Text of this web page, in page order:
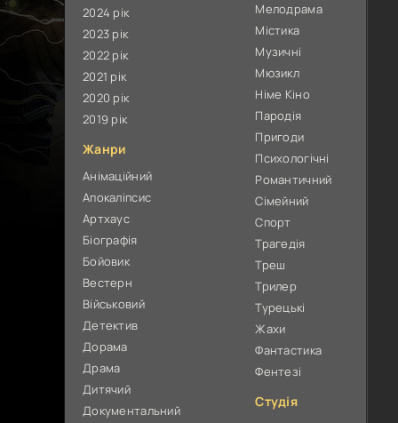
2024 рік
2023 рік
2022 рік
2021 рік
2020 рік
2019 рік
Жанри
Анімаційний
Апокаліпсис
Артхаус
Біографія
Бойовик
Вестерн
Військовий
Детектив
Дорама
Драма
Дитячий
Документальний
Мелодрама
Містика
Музичні
Мюзикл
Німе Кіно
Пародія
Пригоди
Психологічні
Романтичний
Сімейний
Спорт
Трагедія
Треш
Трилер
Турецькі
Жахи
Фантастика
Фентезі
Студія